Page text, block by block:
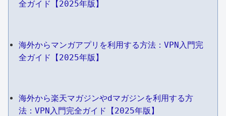
全ガイド【2025年版】
海外からマンガアプリを利用する方法：VPN入門完
全ガイド【2025年版】
海外から楽天マガジンやdマガジンを利用する方
法：VPN入門完全ガイド【2025年版】